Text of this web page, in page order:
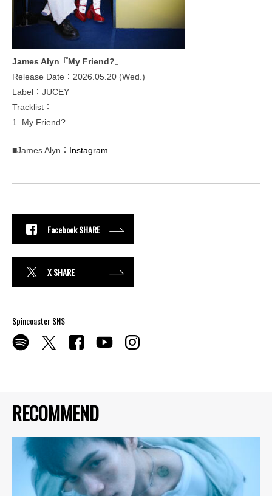
RECOMMEND
James Alyn『My Friend?』
Release Date：2026.05.20 (Wed.)
Label：JUCEY
Tracklist：
1. My Friend?
■James Alyn： Instagram
Facebook SHARE
X SHARE
Spincoaster SNS